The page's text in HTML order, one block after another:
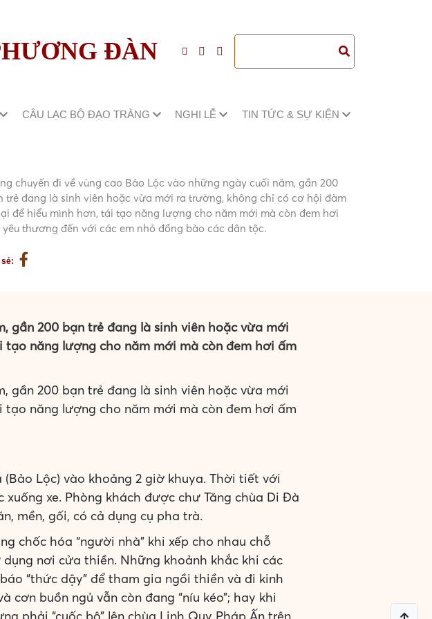
ĐÀN
CÂU LẠC BỘ ĐẠO TRÀNG NGHI LỄ TIN TỨC & SỰ KIỆN
chuyến đi về vùng cao Bảo Lộc vào những ngày cuối năm, gần 200
trẻ đang là sinh viên hoặc vừa mới ra trường, không chỉ có cơ hội đàm
để hiểu mình hơn, tái tạo năng lượng cho năm mới mà còn đem hơi
yêu thương đến với các em nhỏ đồng bào các dân tộc.
sẻ:
gần 200 bạn trẻ đang là sinh viên hoặc vừa mới
năng lượng cho năm mới mà còn đem hơi ấm
gần 200 bạn trẻ đang là sinh viên hoặc vừa mới
năng lượng cho năm mới mà còn đem hơi ấm
(Bảo Lộc) vào khoảng 2 giờ khuya. Thời tiết với
xe. Phòng khách được chư Tăng chùa Di Đà
mền, gối, có cả dụng cụ pha trà.
chốc hóa “người nhà” khi xếp cho nhau chỗ
nơi cửa thiền. Những khoảnh khắc khi các
“thức dậy” để tham gia ngồi thiền và đi kinh
buồn ngủ vẫn còn đang “níu kéo”; hay khi
phải “cuốc bộ” lên chùa Linh Quy Pháp Ấn trên